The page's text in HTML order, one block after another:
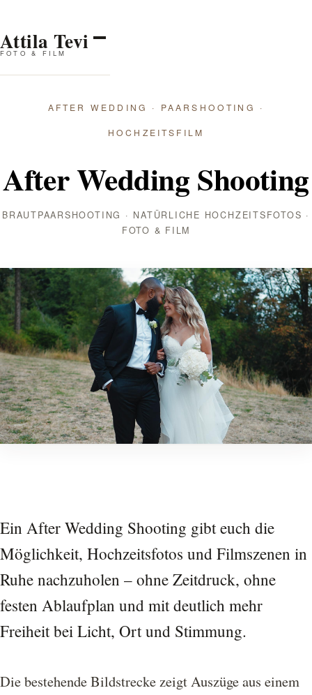
Attila Tevi
FOTO & FILM
AFTER WEDDING · PAARSHOOTING ·
HOCHZEITSFILM
After Wedding Shooting
BRAUTPAARSHOOTING · NATÜRLICHE HOCHZEITSFOTOS ·
FOTO & FILM
Ein After Wedding Shooting gibt euch die
Möglichkeit, Hochzeitsfotos und Filmszenen in
Ruhe nachzuholen – ohne Zeitdruck, ohne
festen Ablaufplan und mit deutlich mehr
Freiheit bei Licht, Ort und Stimmung.
Die bestehende Bildstrecke zeigt Auszüge aus einem